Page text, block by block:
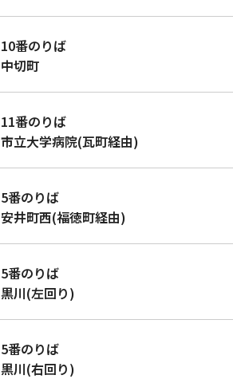
10番のりば
中切町
11番のりば
市立大学病院(瓦町経由)
5番のりば
安井町西(福徳町経由)
5番のりば
黒川(左回り)
5番のりば
黒川(右回り)